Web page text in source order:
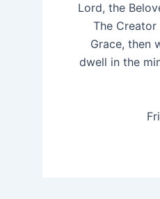
Lord, the
The
Grace, then
dwell in the